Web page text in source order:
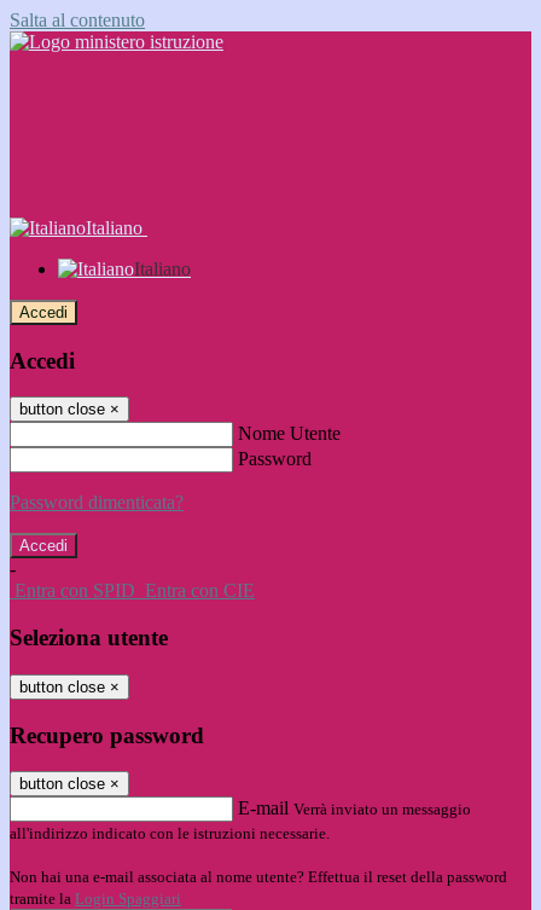
Salta al contenuto
Italiano
Italiano
Accedi
Accedi
button close ×
Nome Utente
Password
Password dimenticata?
-
Entra con SPID Entra con CIE
Seleziona utente
button close ×
Recupero password
button close ×
E-mail Verrà inviato un messaggio
all'indirizzo indicato con le istruzioni necessarie.
Non hai una e-mail associata al nome utente? Effettua il reset della password
tramite la Login Spaggiari